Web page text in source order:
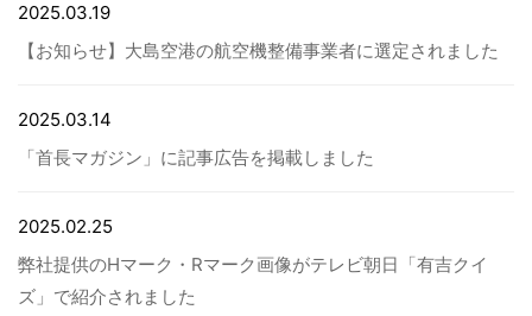
2025.03.19
【お知らせ】大島空港の航空機整備事業者に選定されました
2025.03.14
「首長マガジン」に記事広告を掲載しました
2025.02.25
弊社提供のHマーク・Rマーク画像がテレビ朝日「有吉クイ
ズ」で紹介されました